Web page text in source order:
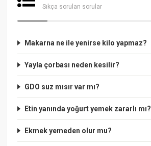
Sıkça sorulan sorular
Makarna ne ile yenirse kilo yapmaz?
Yayla çorbası neden kesilir?
GDO suz mısır var mı?
Etin yanında yoğurt yemek zararlı mı?
Ekmek yemeden olur mu?